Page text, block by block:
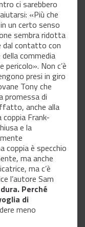
ci sarebbero
«Più che
un certo senso
sembra ridotta
dal contatto con
commedia
pericolo». Non c’è
presi in giro
Tony che
promessa di
anche alla
coppia Frank-
e la
coppia è specchio
ma anche
ma c’è
l’autore Sam
Perché
di
meno